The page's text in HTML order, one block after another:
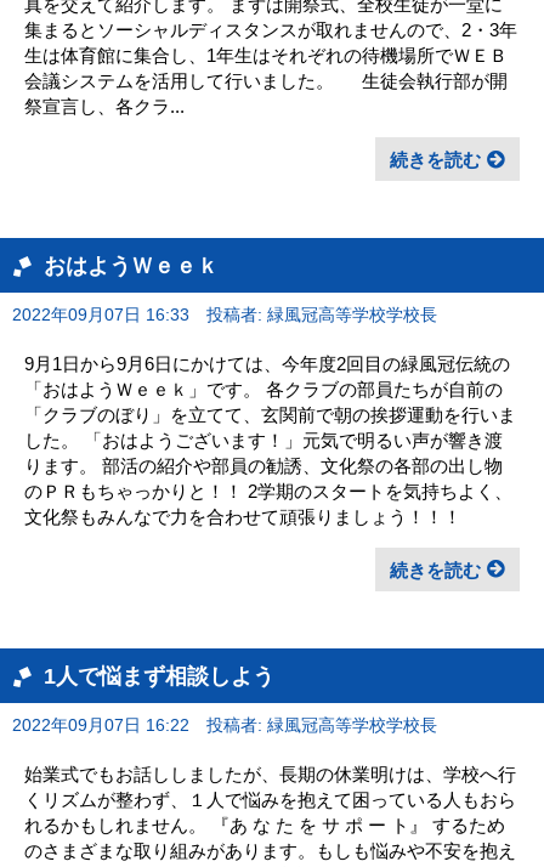
集まるとソーシャルディスタンスが取れませんので、2・3年
生は体育館に集合し、1年生はそれぞれの待機場所でＷＥＢ
会議システムを活用して行いました。 生徒会執行部が開
祭宣言し、各クラ...
続きを読む
おはようＷｅｅｋ
2022年09月07日 16:33 投稿者: 緑風冠高等学校学校長
9月1日から9月6日にかけては、今年度2回目の緑風冠伝統の
「おはようＷｅｅｋ」です。 各クラブの部員たちが自前の
「クラブのぼり」を立てて、玄関前で朝の挨拶運動を行いま
した。 「おはようございます！」元気で明るい声が響き渡
ります。 部活の紹介や部員の勧誘、文化祭の各部の出し物
のＰＲもちゃっかりと！！ 2学期のスタートを気持ちよく、
文化祭もみんなで力を合わせて頑張りましょう！！！
続きを読む
1人で悩まず相談しよう
2022年09月07日 16:22 投稿者: 緑風冠高等学校学校長
始業式でもお話ししましたが、長期の休業明けは、学校へ行
くリズムが整わず、１人で悩みを抱えて困っている人もおら
れるかもしれません。 『あ な た を サ ポ ー ト』 するため
のさまざまな取り組みがあります。もしも悩みや不安を抱え